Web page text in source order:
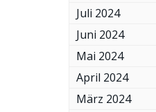
Juli 2024
Juni 2024
Mai 2024
April 2024
März 2024